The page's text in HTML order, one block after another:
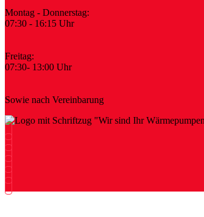
Montag - Donnerstag:
07:30 - 16:15 Uhr
Freitag:
07:30- 13:00 Uhr
Sowie nach Vereinbarung